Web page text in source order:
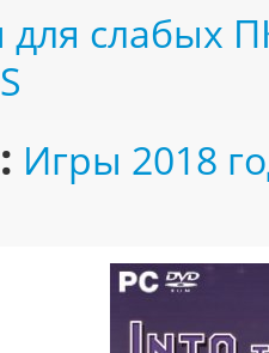
слабых
Игры 2018